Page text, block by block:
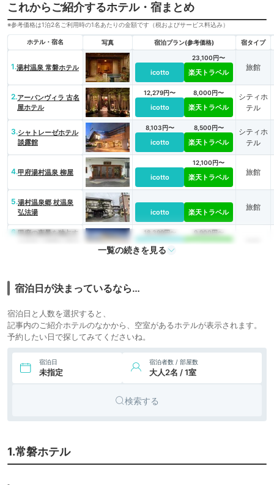
これからご紹介するホテル・宿まとめ
※参考価格は1泊2名ご利用時の1名あたりの金額です（税およびサービス料込み）
ホテル・宿名 写真 宿泊プラン(参考価格) 宿タイプ
1.湯村温泉 常磐ホテル
icotto
23,100円〜
楽天トラベル
旅館
2.アーバンヴィラ 古名
屋ホテル
12,279円〜
icotto
8,000円〜
楽天トラベル
シティホ
テル
3.シャトレーゼホテル
談露館
8,103円〜
icotto
8,500円〜
楽天トラベル
シティホ
テル
4.甲府湯村温泉 柳屋
icotto
12,100円〜
楽天トラベル
旅館
5.湯村温泉郷 杖温泉
弘法湯
icotto 楽天トラベル
旅館
6. 甲府の夜景を独占す
る温泉 11種類の風呂
18,399円〜
icotto
9,900円〜
一覧の続きを見る
宿泊日が決まっているなら…
宿泊日と人数を選択すると、
記事内のご紹介ホテルのなかから、空室があるホテルが表示されます。
予約したい日で探してみてくださいね。
宿泊日
未指定
宿泊者数 / 部屋数
大人2名 / 1室
検索する
1.常磐ホテル